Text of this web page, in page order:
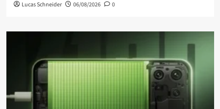
Lucas Schneider 06/08/2026 0